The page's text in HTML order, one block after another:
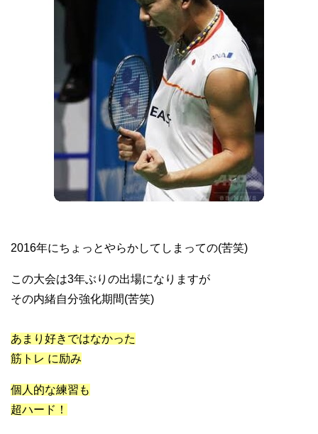
2016年にちょっとやらかしてしまっての(苦笑)
この大会は3年ぶりの出場になりますが
その内緒自分強化期間(苦笑)
あまり好きではなかった
筋トレ に励み
個人的な練習も
超ハード！